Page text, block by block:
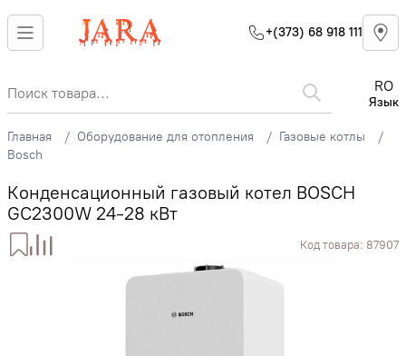
+(373) 68 918 111
RO
Язык
Главная Оборудование для отопления
Газовые котлы
Bosch
Конденсационный газовый котел BOSCH
GC2300W 24-28 кВт
Код товара: 87907